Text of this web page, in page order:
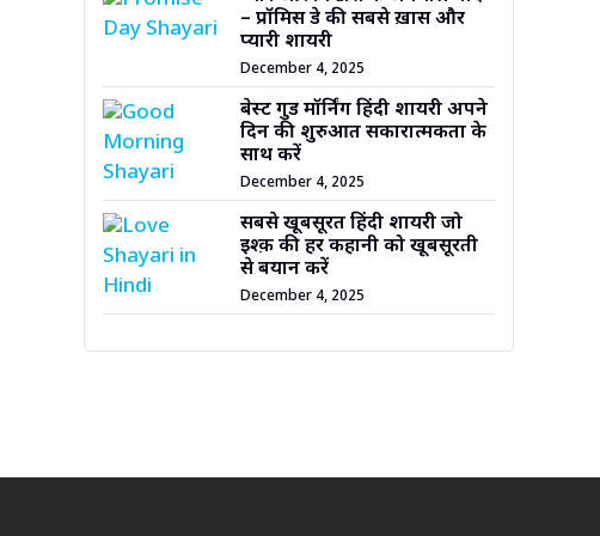
– प्रॉमिस डे की सबसे ख़ास और
प्यारी शायरी
December 4, 2025
बेस्ट गुड मॉर्निंग हिंदी शायरी अपने
दिन की शुरुआत सकारात्मकता के
साथ करें
December 4, 2025
सबसे खूबसूरत हिंदी शायरी जो
इश्क़ की हर कहानी को खूबसूरती
से बयान करें
December 4, 2025